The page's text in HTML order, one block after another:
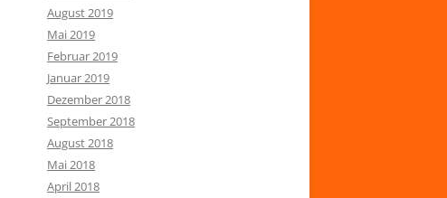
August 2019
Mai 2019
Februar 2019
Januar 2019
Dezember 2018
September 2018
August 2018
Mai 2018
April 2018